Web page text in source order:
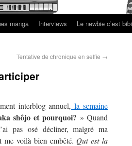
manga Interviews Le newbie c’est bibi
Tentative de chronique en selfie →
interblog annuel, la semaine
shôjo et pourquoi? » Quand
pas osé décliner, malgré ma
me voilà bien embêté. Qui est la